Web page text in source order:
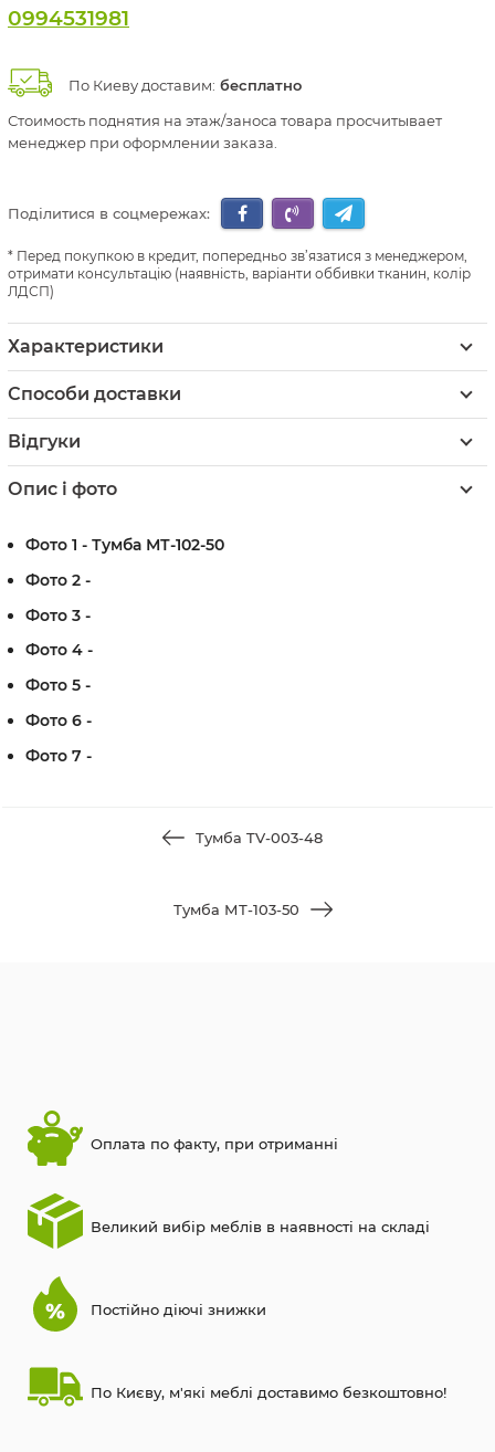
0994531981
По Киеву доставим: бесплатно
Стоимость поднятия на этаж/заноса товара просчитывает
менеджер при оформлении заказа.
Поділитися в соцмережах:
Перед покупкою в кредит, попередньо зв’язатися з менеджером,
отримати консультацію (наявність, варіанти оббивки тканин, колір
ЛДСП)
Характеристики
Способи доставки
Відгуки
Опис і фото
Фото 1 - Тумба МТ-102-50
Фото 2 -
Фото 3 -
Фото 4 -
Фото 5 -
Фото 6 -
Фото 7 -
Тумба TV-003-48
Тумба МТ-103-50
Оплата по факту, при отриманні
Великий вибір меблів в наявності на складі
Постійно діючі знижки
По Києву, м'які меблі доставимо безкоштовно!